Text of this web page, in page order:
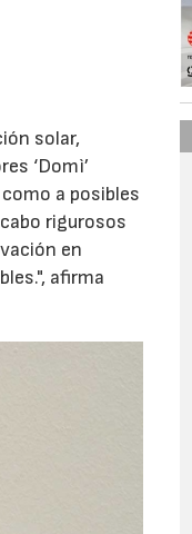
solar,
‘Domì’
a posibles
rigurosos
en
afirma